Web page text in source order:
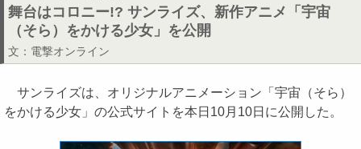
舞台はコロニー!? サンライズ、新作アニメ「宇宙
（そら）をかける少女」を公開
文： 電撃オンライン
サンライズは、オリジナルアニメーション「宇宙（そら）
をかける少女」の公式サイトを本日10月10日に公開した。